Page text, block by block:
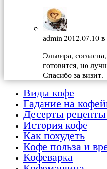
admin2012.07.10
Эльвира,
готовится, но
Спасибо за визит.
Виды кофе
Гадание на
Десерты
История кофе
Как похудеть
Кофе польза и
Кофеварка